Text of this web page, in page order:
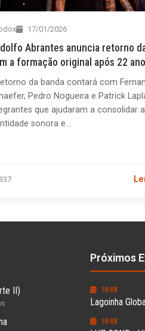
17/01/2026
Abrantes anuncia retorno
a formação original após 22
da banda contará com
Pedro Nogueira e Patrick
que ajudaram a consolidar a
sonora e...
II)
Próximos
19/08
Lagoinha
19/08